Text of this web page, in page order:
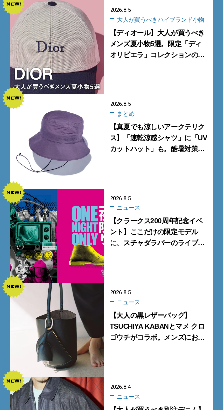
2026.8.5
大人が買うべきハイブランド小物
【ディオール】大人が買うべき
メンズ夏小物5選。限定「ディ
オリビエラ」コレクションの
2026.8.5
まとめ
【真夏でも涼しいアークテリク
ス】「速乾涼感シャツ」に「UV
カットハット」も。酷暑対策に
2026.8.5
ニュース
【クラークス200周年記念イベ
ント】ここだけの限定モデル
に、スチャダラパーのライブ
2026.8.5
ニュース
【大人の黒レザーバッグ】
TSUCHIYA KABANとマメ クロ
ゴウチがコラボ。メンズにおす
2026.8.4
ニュース